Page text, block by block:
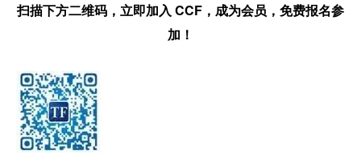
扫描下方二维码，立即加入 CCF，成为会员，免费报名参
加！